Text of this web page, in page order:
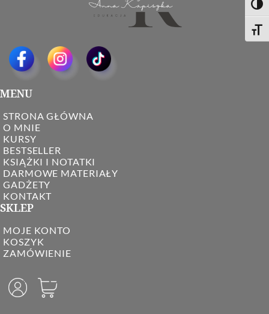
MENU
STRONA GŁÓWNA
O MNIE
KURSY
BESTSELLER
KSIĄŻKI I NOTATKI
DARMOWE MATERIAŁY
GADŻETY
KONTAKT
SKLEP
MOJE KONTO
KOSZYK
ZAMÓWIENIE